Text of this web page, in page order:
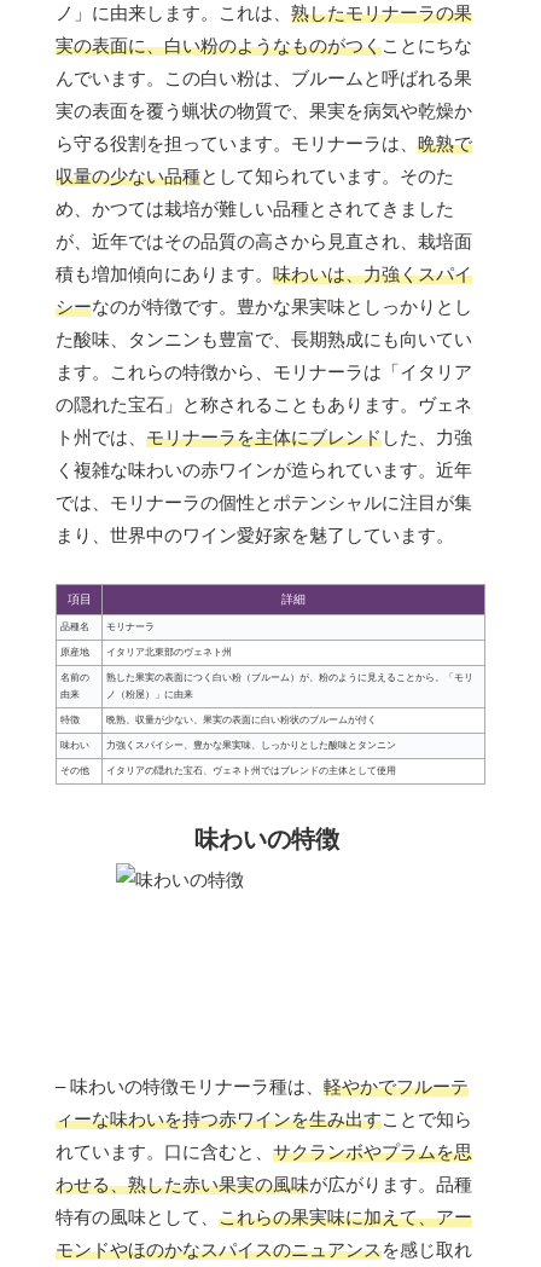
ノ」に由来します。これは、 熟したモリナーラの果
実の表面に、白い粉のようなものがつくことにちな
んでいます。この白い粉は、ブルームと呼ばれる果
実の表面を覆う蝋状の物質で、果実を病気や乾燥か
ら守る役割を担っています。モリナーラは、 晩熟で
収量の少ない品種として知られています。そのた
め、かつては栽培が難しい品種とされてきました
が、近年ではその品質の高さから見直され、栽培面
積も増加傾向にあります。 味わいは、力強くスパイ
シーなのが特徴です。豊かな果実味としっかりとし
た酸味、タンニンも豊富で、長期熟成にも向いてい
ます。これらの特徴から、モリナーラは「イタリア
の隠れた宝石」と称されることもあります。ヴェネ
ト州では、 モリナーラを主体にブレンドした、力強
く複雑な味わいの赤ワインが造られています。近年
では、モリナーラの個性とポテンシャルに注目が集
まり、世界中のワイン愛好家を魅了しています。
項目 詳細
品種名 モリナーラ
原産地 イタリア北東部のヴェネト州
名前の
由来
熟した果実の表面につく白い粉（ブルーム）が、粉のように見えることから。「モリ
ノ（粉屋）」に由来
特徴 晩熟、収量が少ない、果実の表面に白い粉状のブルームが付く
味わい 力強くスパイシー、豊かな果実味、しっかりとした酸味とタンニン
その他 イタリアの隠れた宝石、ヴェネト州ではブレンドの主体として使用
味わいの特徴
– 味わいの特徴モリナーラ種は、 軽やかでフルーテ
ィーな味わいを持つ赤ワインを生み出すことで知ら
れています。口に含むと、 サクランボやプラムを思
わせる、熟した赤い果実の風味が広がります。品種
特有の風味として、 これらの果実味に加えて、アー
モンドやほのかなスパイスのニュアンスを感じ取れ